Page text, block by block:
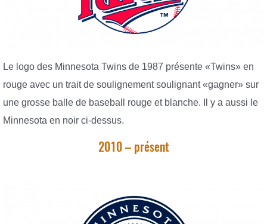
Le logo des Minnesota Twins de 1987 présente «Twins» en
rouge avec un trait de soulignement soulignant «gagner» sur
une grosse balle de baseball rouge et blanche. Il y a aussi le
Minnesota en noir ci-dessus.
2010 – présent